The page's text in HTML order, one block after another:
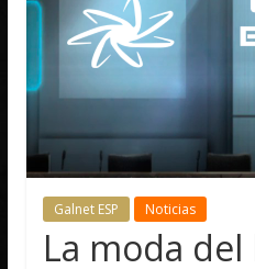
Galnet ESP Noticias
La moda